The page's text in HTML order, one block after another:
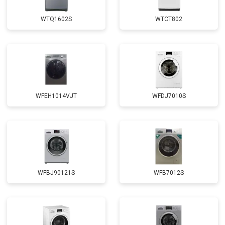
Замена крестовины
Замена подшипников от 2800 ₽ Заказать
Замена мотора от 3800 ₽
от 2200 ₽ Заказать
от 2300 ₽
Замена блока управления от 3600 ₽ Заказать
от 3250 ₽ Заказать
Замена прессостата от 3350 ₽ Заказать
WTQ1602S WTCT802
WFEH1014VJT WFDJ7010S
WFBJ90121S WFB7012S